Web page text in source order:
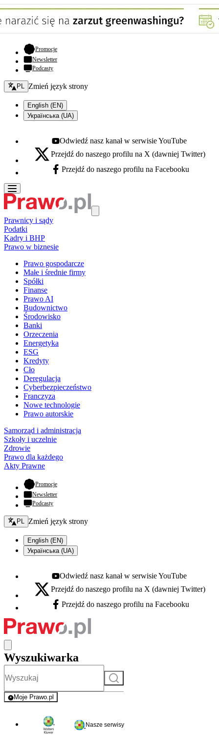
Promocje- otwiera się w nowej karcie
Newsletter
Podcasty
Zmień język - bieżący:
PL Zmień język strony
English (EN)
Українська (UA)
Youtube - otwiera się w nowej karcie
Odwiedź nasz kanał w serwisie YouTube
X - otwiera się w nowej karcie
Przejdź do naszego profilu na X (dawniej Twitter)
Facebook - otwiera się w nowej karcie
Przejdź do naszego profilu na Facebooku
Prawnicy i sądy
Podatki
Kadry i BHP
Prawo w biznesie
Prawo gospodarcze
Małe i średnie firmy
Spółki
Finanse
Prawo AI
Budownictwo
Środowisko
Banki
Orzeczenia
Energetyka
ESG
Kredyty
Cło
Deregulacja
Cyberbezpieczeństwo
Franczyza
Nowe technologie
Prawo autorskie
Samorząd i administracja
Szkoły i uczelnie
Zdrowie
Prawo dla każdego
Akty Prawne
Promocje- otwiera się w nowej karcie
Newsletter
Podcasty
Zmień język - bieżący:
PL Zmień język strony
English (EN)
Українська (UA)
Youtube - otwiera się w nowej karcie
Odwiedź nasz kanał w serwisie YouTube
X - otwiera się w nowej karcie
Przejdź do naszego profilu na X (dawniej Twitter)
Facebook - otwiera się w nowej karcie
Przejdź do naszego profilu na Facebooku
Wyszukiwarka
Szukaj
Moje Prawo.pl
- rejestracja i logowanie do serwisu
Nasze serwisy